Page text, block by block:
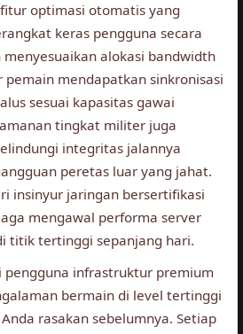
optimasi otomatis yang
keras pengguna secara
menyesuaikan alokasi bandwidth
pemain mendapatkan sinkronisasi
sesuai kapasitas gawai
tingkat militer juga
integritas jalannya
peretas luar yang jahat.
insinyur jaringan bersertifikasi
mengawal performa server
titik tertinggi sepanjang hari.
pengguna infrastruktur premium
bermain di level tertinggi
rasakan sebelumnya. Setiap